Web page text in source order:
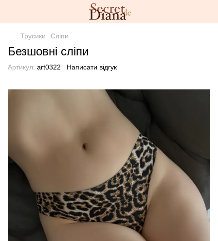
Трусики Сліпи
Безшовні сліпи
Артикул: art0322 Написати відгук